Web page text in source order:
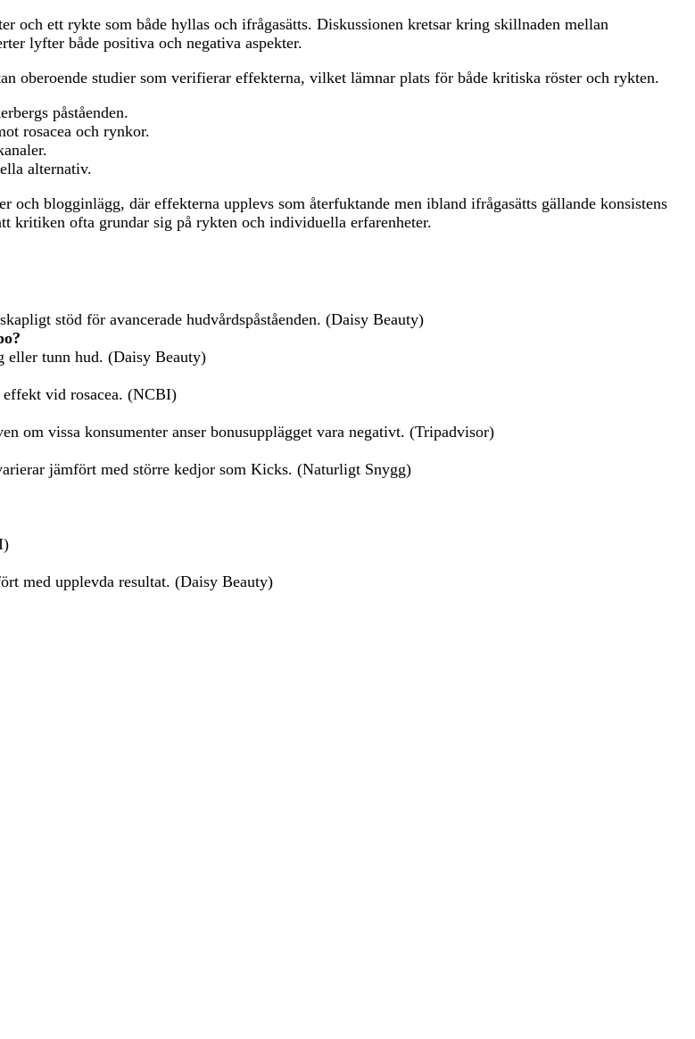
och ett rykte som både hyllas och ifrågasätts. Diskussionen kretsar kring skillnaden mellan
lyfter både positiva och negativa aspekter.
oberoende studier som verifierar effekterna, vilket lämnar plats för både kritiska röster och rykten.
påståenden.
rosacea och rynkor.
alternativ.
och blogginlägg, där effekterna upplevs som återfuktande men ibland ifrågasätts gällande konsistens
kritiken ofta grundar sig på rykten och individuella erfarenheter.
stöd för avancerade hudvårdspåståenden. (Daisy Beauty)
eller tunn hud. (Daisy Beauty)
vid rosacea. (NCBI)
om vissa konsumenter anser bonusupplägget vara negativt. (Tripadvisor)
jämfört med större kedjor som Kicks. (Naturligt Snygg)
med upplevda resultat. (Daisy Beauty)